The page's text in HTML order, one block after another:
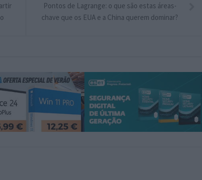
Pontos de Lagrange: o que são estas áreas-
chave que os EUA e a China querem dominar?